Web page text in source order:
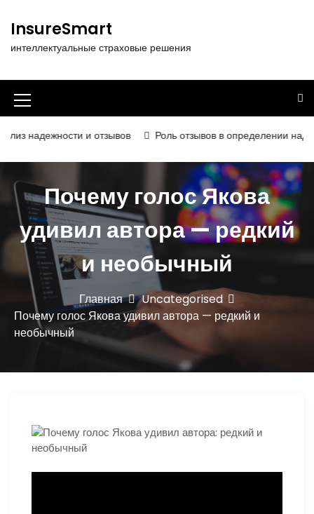
т
к
д
м
InsureSmart
интеллектуальные страховые решения
И
к
о
н
к
а
м
е
ю
и отзывов Роль отзывов в определении надёжности и
Почему голос Якова
удивил автора — редкий
и необычный
Главная
Uncategorised
Почему голос Якова удивил автора — редкий и
необычный